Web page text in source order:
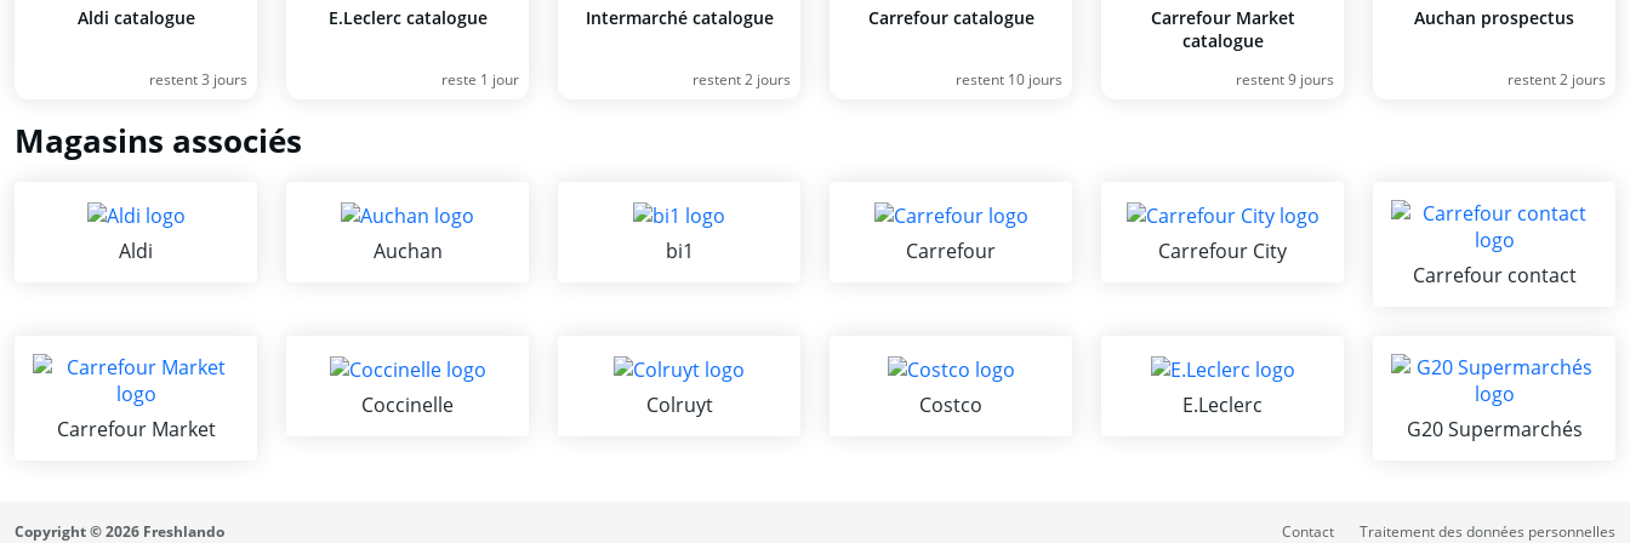
Aldi catalogue
restent 3 jours
E.Leclerc catalogue
reste 1 jour
Intermarché catalogue
restent 2 jours
Carrefour catalogue
restent 10 jours
Carrefour Market
catalogue
restent 9 jours
Auchan prospectus
restent 2 jours
Magasins associés
Aldi Auchan bi1 Carrefour
Carrefour City
Carrefour contact
Carrefour Market
Coccinelle Colruyt Costco
E.Leclerc
G20 Supermarchés
Contact Traitement des données personnelles
Copyright © 2026 Freshlando